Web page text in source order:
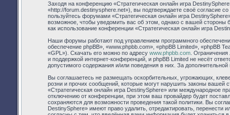
Заходя на конференцию «Стратегическая онлайн игра
«http://forum.destinysphere.net»), вы подтверждаете своё согласие
пользуйтесь форумами «Стратегическая онлайн игра
возможное, чтобы уведомить вас об этом, однако с вашей стороны
как использование конференции «Стратегическая онлайн игра
Наши форумы работают под управлением программного
обеспечение phpBB», «www.phpbb.com», «phpBB Limited», «phpBB
«GPL»). Скачать его можно по адресу www.phpbb.com. Ограничения
и поддержкой интернет-конференций, и phpBB Limited не несёт
допустимого содержания и/или поведения в них. За
Вы соглашаетесь не размещать оскорбительных, угрожающих,
розни и прочих сообщений, которые могут нарушить законы вашей
«Стратегическая онлайн игра DestinySphere» или международное
отключению от конференции, при этом ваш провайдер будет
сохраняются для возможности проведения такой политики. Вы
DestinySphere» имеют право удалить, отредактировать,